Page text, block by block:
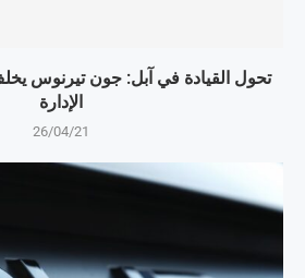
تحول القيادة في آبل: جون تيرنوس
الإدارة
26/04/21